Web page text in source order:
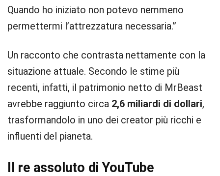
Quando ho iniziato non potevo nemmeno
permettermi l’attrezzatura necessaria.”
Un racconto che contrasta nettamente con la
situazione attuale. Secondo le stime più
recenti, infatti, il patrimonio netto di MrBeast
avrebbe raggiunto circa 2,6 miliardi di dollari,
trasformandolo in uno dei creator più ricchi e
influenti del pianeta.
Il re assoluto di YouTube